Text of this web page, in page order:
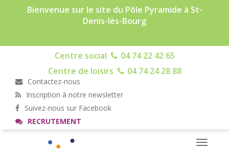
Bienvenue sur le site du Pôle Pyramide à St-
Denis-lès-Bourg
Centre social
04 74 22 42 65
Centre de loisirs
04 74 24 28 88
Contactez-nous
Inscription à notre newsletter
Suivez-nous sur Facebook
RECRUTEMENT
Toggle